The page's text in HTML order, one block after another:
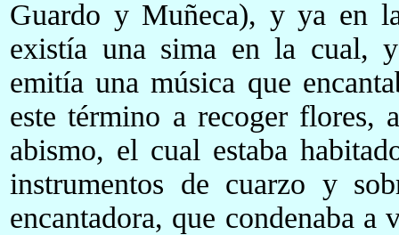
Guardo y Muñeca), y ya en
existía una sima en la cual,
emitía una música que
este término a recoger flores,
abismo, el cual estaba
instrumentos de cuarzo y
encantadora, que condenaba a